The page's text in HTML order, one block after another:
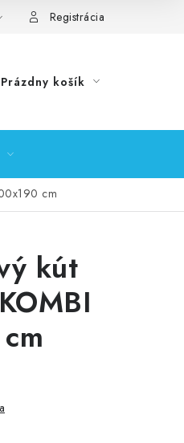
na vrátenie tovaru
Registrácia
Prázdny košík
cm
kút